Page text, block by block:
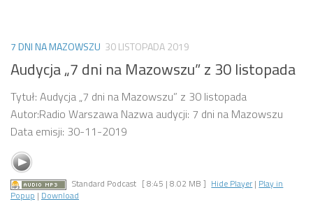
7 DNI NA MAZOWSZU 30 LISTOPADA 2019
Audycja „7 dni na Mazowszu” z 30 listopada
Tytuł: Audycja „7 dni na Mazowszu” z 30 listopada
Autor:Radio Warszawa Nazwa audycji: 7 dni na Mazowszu
Data emisji: 30-11-2019
Standard Podcast [ 8:45 | 8.02 MB ] Hide Player | Play in
Popup | Download